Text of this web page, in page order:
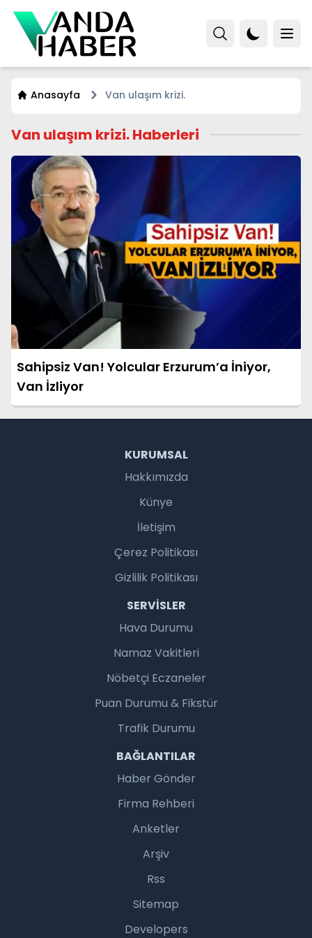
Anasayfa Van ulaşım krizi.
Van ulaşım krizi. Haberleri
Sahipsiz Van! Yolcular Erzurum’a İniyor,
Van İzliyor
KURUMSAL
Hakkımızda
Künye
İletişim
Çerez Politikası
Gizlilik Politikası
SERVISLER
Hava Durumu
Namaz Vakitleri
Nöbetçi Eczaneler
Puan Durumu & Fikstür
Trafik Durumu
BAĞLANTILAR
Haber Gönder
Firma Rehberi
Anketler
Arşiv
Rss
Sitemap
Developers